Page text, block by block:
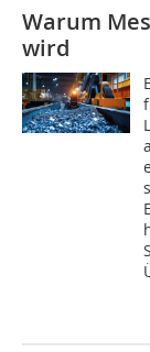
Warum
wird